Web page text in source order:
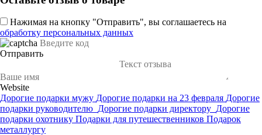
Нажимая на кнопку "Отправить", вы соглашаетесь на
обработку персональных данных
Отправить
Website
Дорогие подарки мужу Дорогие подарки на 23 февраля Дорогие
подарки руководителю Дорогие подарки директору Дорогие
подарки охотнику Подарки для путешественников Подарок
металлургу